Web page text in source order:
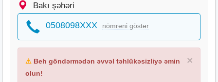
Bakı şəhəri
0508098XXX nömrəni göstər
×
⚠ Beh göndərmədən əvvəl təhlükəsizliyə əmin
olun!